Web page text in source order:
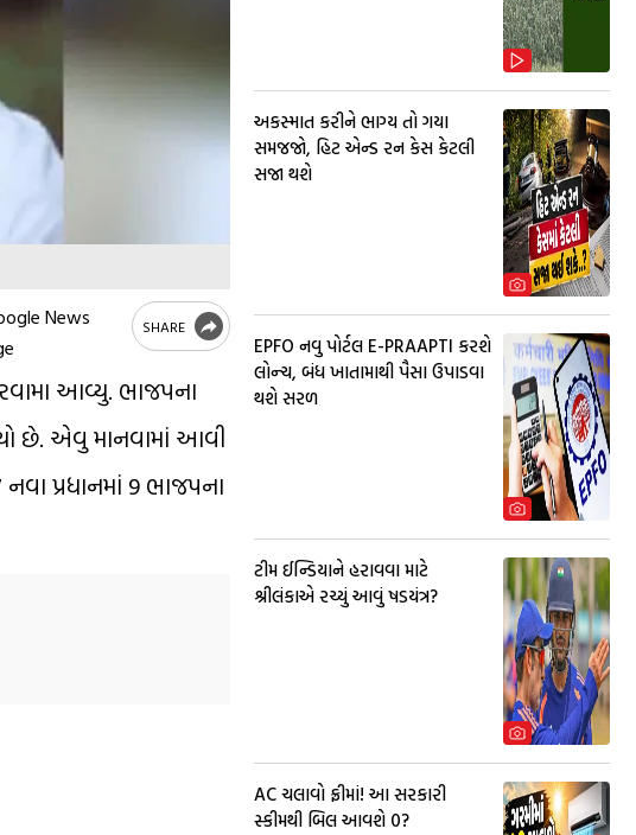
SHARE
આવ્યુ. ભાજપના
છે. એવુ માનવામાં આવી
પ્રધાનમાં 9 ભાજપના
અકસ્માત કરીને ભાગ્ય તો ગયા
સમજજો, હિટ એન્ડ રન કેસ કેટલી
સજા થશે
EPFO નવુ પોર્ટલ E-PRAAPTI કરશે
લોન્ચ, બંધ ખાતામાથી પૈસા ઉપાડવા
થશે સરળ
ટીમ ઈન્ડિયાને હરાવવા માટે
શ્રીલંકાએ રચ્યું આવું ષડયંત્ર?
AC ચલાવો ફ્રીમાં! આ સરકારી
સ્કીમથી બિલ આવશે ₹0?